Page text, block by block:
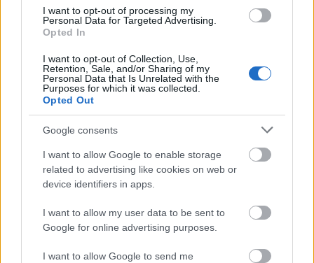
I want to opt-out of processing my
Personal Data for Targeted Advertising.
Opted In
I want to opt-out of Collection, Use,
Retention, Sale, and/or Sharing of my
Personal Data that Is Unrelated with the
Purposes for which it was collected.
Opted Out
Google consents
I want to allow Google to enable storage
related to advertising like cookies on web or
device identifiers in apps.
I want to allow my user data to be sent to
Google for online advertising purposes.
I want to allow Google to send me
Skenë fantazi gjysmërealiste e një të Njomuri të
mbuluar me kapuç që përballet me një troll masiv prej
Klikoni ose prekni imazhin për më shumë informacion
dhe rezolucione më të larta.